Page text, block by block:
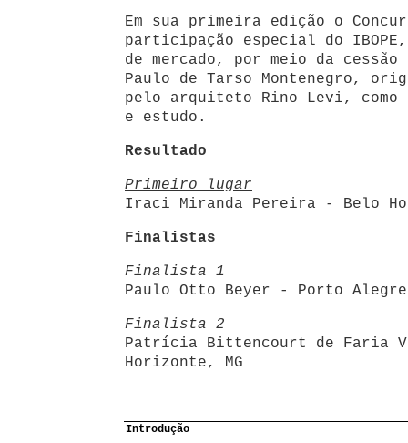
Em sua primeira edição o
participação especial do IBOPE,
de mercado, por meio da
Paulo de Tarso Montenegro,
pelo arquiteto Rino Levi, como
e estudo.
Resultado
Primeiro lugar
Iraci Miranda Pereira - Belo
Finalistas
Finalista 1
Paulo Otto Beyer - Porto
Finalista 2
Patrícia Bittencourt de Faria
Horizonte, MG
Introdução